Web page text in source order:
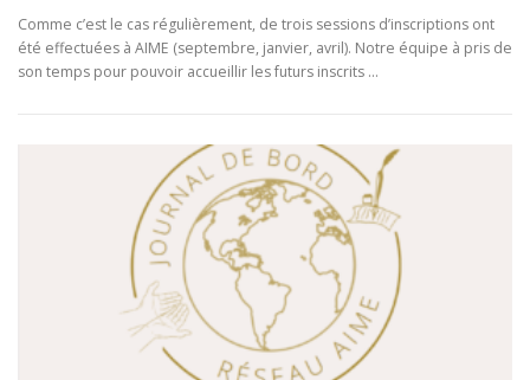
Comme c’est le cas régulièrement, de trois sessions d’inscriptions ont
été effectuées à AIME (septembre, janvier, avril). Notre équipe à pris de
son temps pour pouvoir accueillir les futurs inscrits …